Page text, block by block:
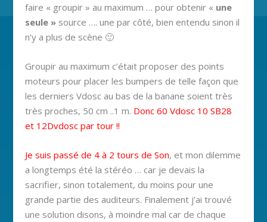
faire « groupir » au maximum … pour obtenir « une
seule » source …. une par côté, bien entendu sinon il
n’y a plus de scène 🙂
Groupir au maximum c’était proposer des points
moteurs pour placer les bumpers de telle façon que
les derniers Vdosc au bas de la banane soient très
très proches, 50 cm ..1 m. Donc 60 Vdosc 10 SB28
et 12Dvdosc par tour !!
Je suis passé de 4 à 2 tours de Son, et mon dilemme
a longtemps été la stéréo … car je devais la
sacrifier, sinon totalement, du moins pour une
grande partie des auditeurs. Finalement j’ai trouvé
une solution disons, à moindre mal car de chaque